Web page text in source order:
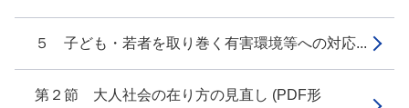
５ 子ども・若者を取り巻く有害環境等への対応...
第２節 大人社会の在り方の見直し (PDF形